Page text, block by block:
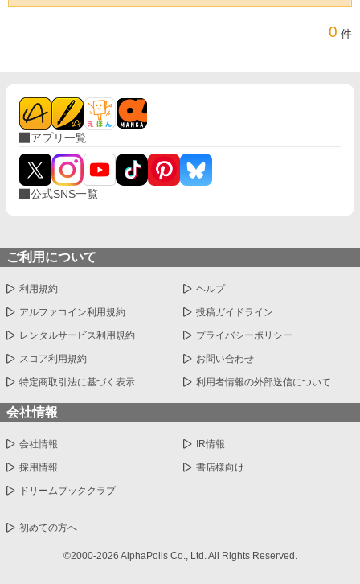
0 件
アプリ一覧
公式SNS一覧
ご利用について
利用規約 ヘルプ
アルファコイン利用規約 投稿ガイドライン
レンタルサービス利用規約 プライバシーポリシー
スコア利用規約 お問い合わせ
特定商取引法に基づく表示 利用者情報の外部送信について
会社情報
会社情報 IR情報
採用情報 書店様向け
ドリームブッククラブ
初めての方へ
©2000-2026 AlphaPolis Co., Ltd. All Rights Reserved.